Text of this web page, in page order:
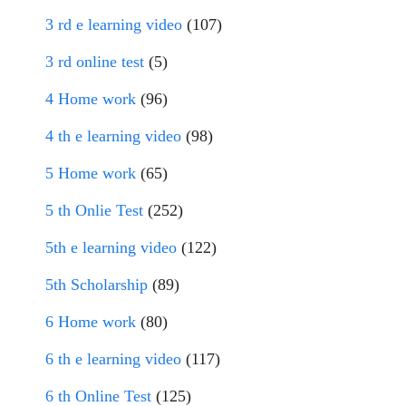
3 rd e learning video (107)
3 rd online test (5)
4 Home work (96)
4 th e learning video (98)
5 Home work (65)
5 th Onlie Test (252)
5th e learning video (122)
5th Scholarship (89)
6 Home work (80)
6 th e learning video (117)
6 th Online Test (125)